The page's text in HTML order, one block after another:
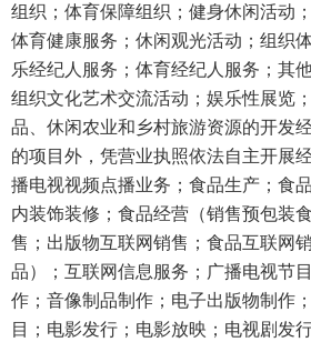
组织；体育保障组织；健身休闲活动
体育健康服务；休闲观光活动；组织
乐经纪人服务；体育经纪人服务；其
组织文化艺术交流活动；娱乐性展览
品、休闲农业和乡村旅游资源的开发
的项目外，凭营业执照依法自主开展
播电视视频点播业务；食品生产；食
内装饰装修；食品经营（销售预包装
售；出版物互联网销售；食品互联网
品）；互联网信息服务；广播电视节
作；音像制品制作；电子出版物制作
目；电影发行；电影放映；电视剧发